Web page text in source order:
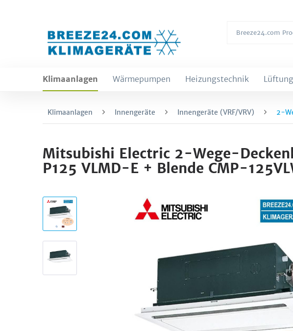
Klimaanlagen Wärmepumpen Heizungstechnik
Klimaanlagen Innengeräte Innengeräte (VRF/VRV) 2-
Mitsubishi Electric 2-Wege-
P125 VLMD-E + Blende CMP-